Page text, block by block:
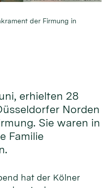
der Firmung in
erhielten 28
Norden
Sie waren in
Familie
hat der Kölner